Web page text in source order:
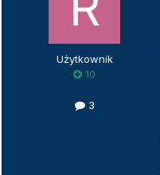
Użytkownik
10
3